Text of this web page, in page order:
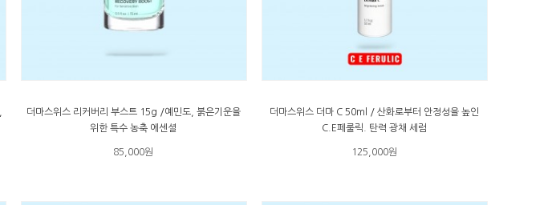
더마스위스 리커버리 부스트 15g /예민도, 붉은기운을
위한 특수 농축 에센셜
85,000원
더마스위스 더마 C 50ml / 산화로부터 안정성을 높인
C.E페룰릭. 탄력 광채 세럼
125,000원